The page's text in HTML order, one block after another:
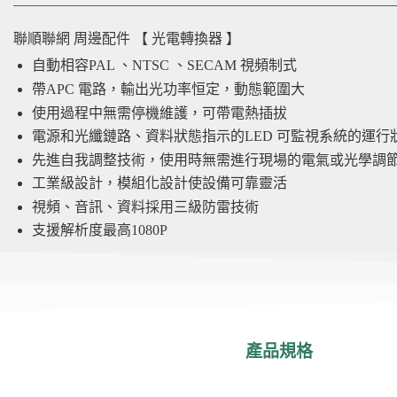
聯順聯網 周邊配件 【 光電轉換器 】
自動相容PAL 、NTSC 、SECAM 視頻制式
帶APC 電路，輸出光功率恒定，動態範圍大
使用過程中無需停機維護，可帶電熱插拔
電源和光纖鏈路、資料狀態指示的LED 可監視系統的運行
先進自我調整技術，使用時無需進行現場的電氣或光學調
工業級設計，模組化設計使設備可靠靈活
視頻、音訊、資料採用三級防雷技術
支援解析度最高1080P
產品規格